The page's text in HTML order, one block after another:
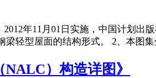
2012年11月01日实施，中国计划
轻型屋面的结构形式。 2、本图
）构造详图》